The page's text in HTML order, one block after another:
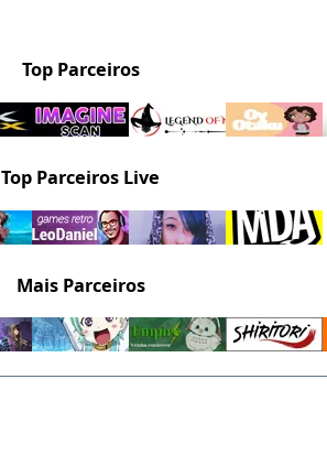
Top Parceiros
Top Parceiros Live
Mais Parceiros